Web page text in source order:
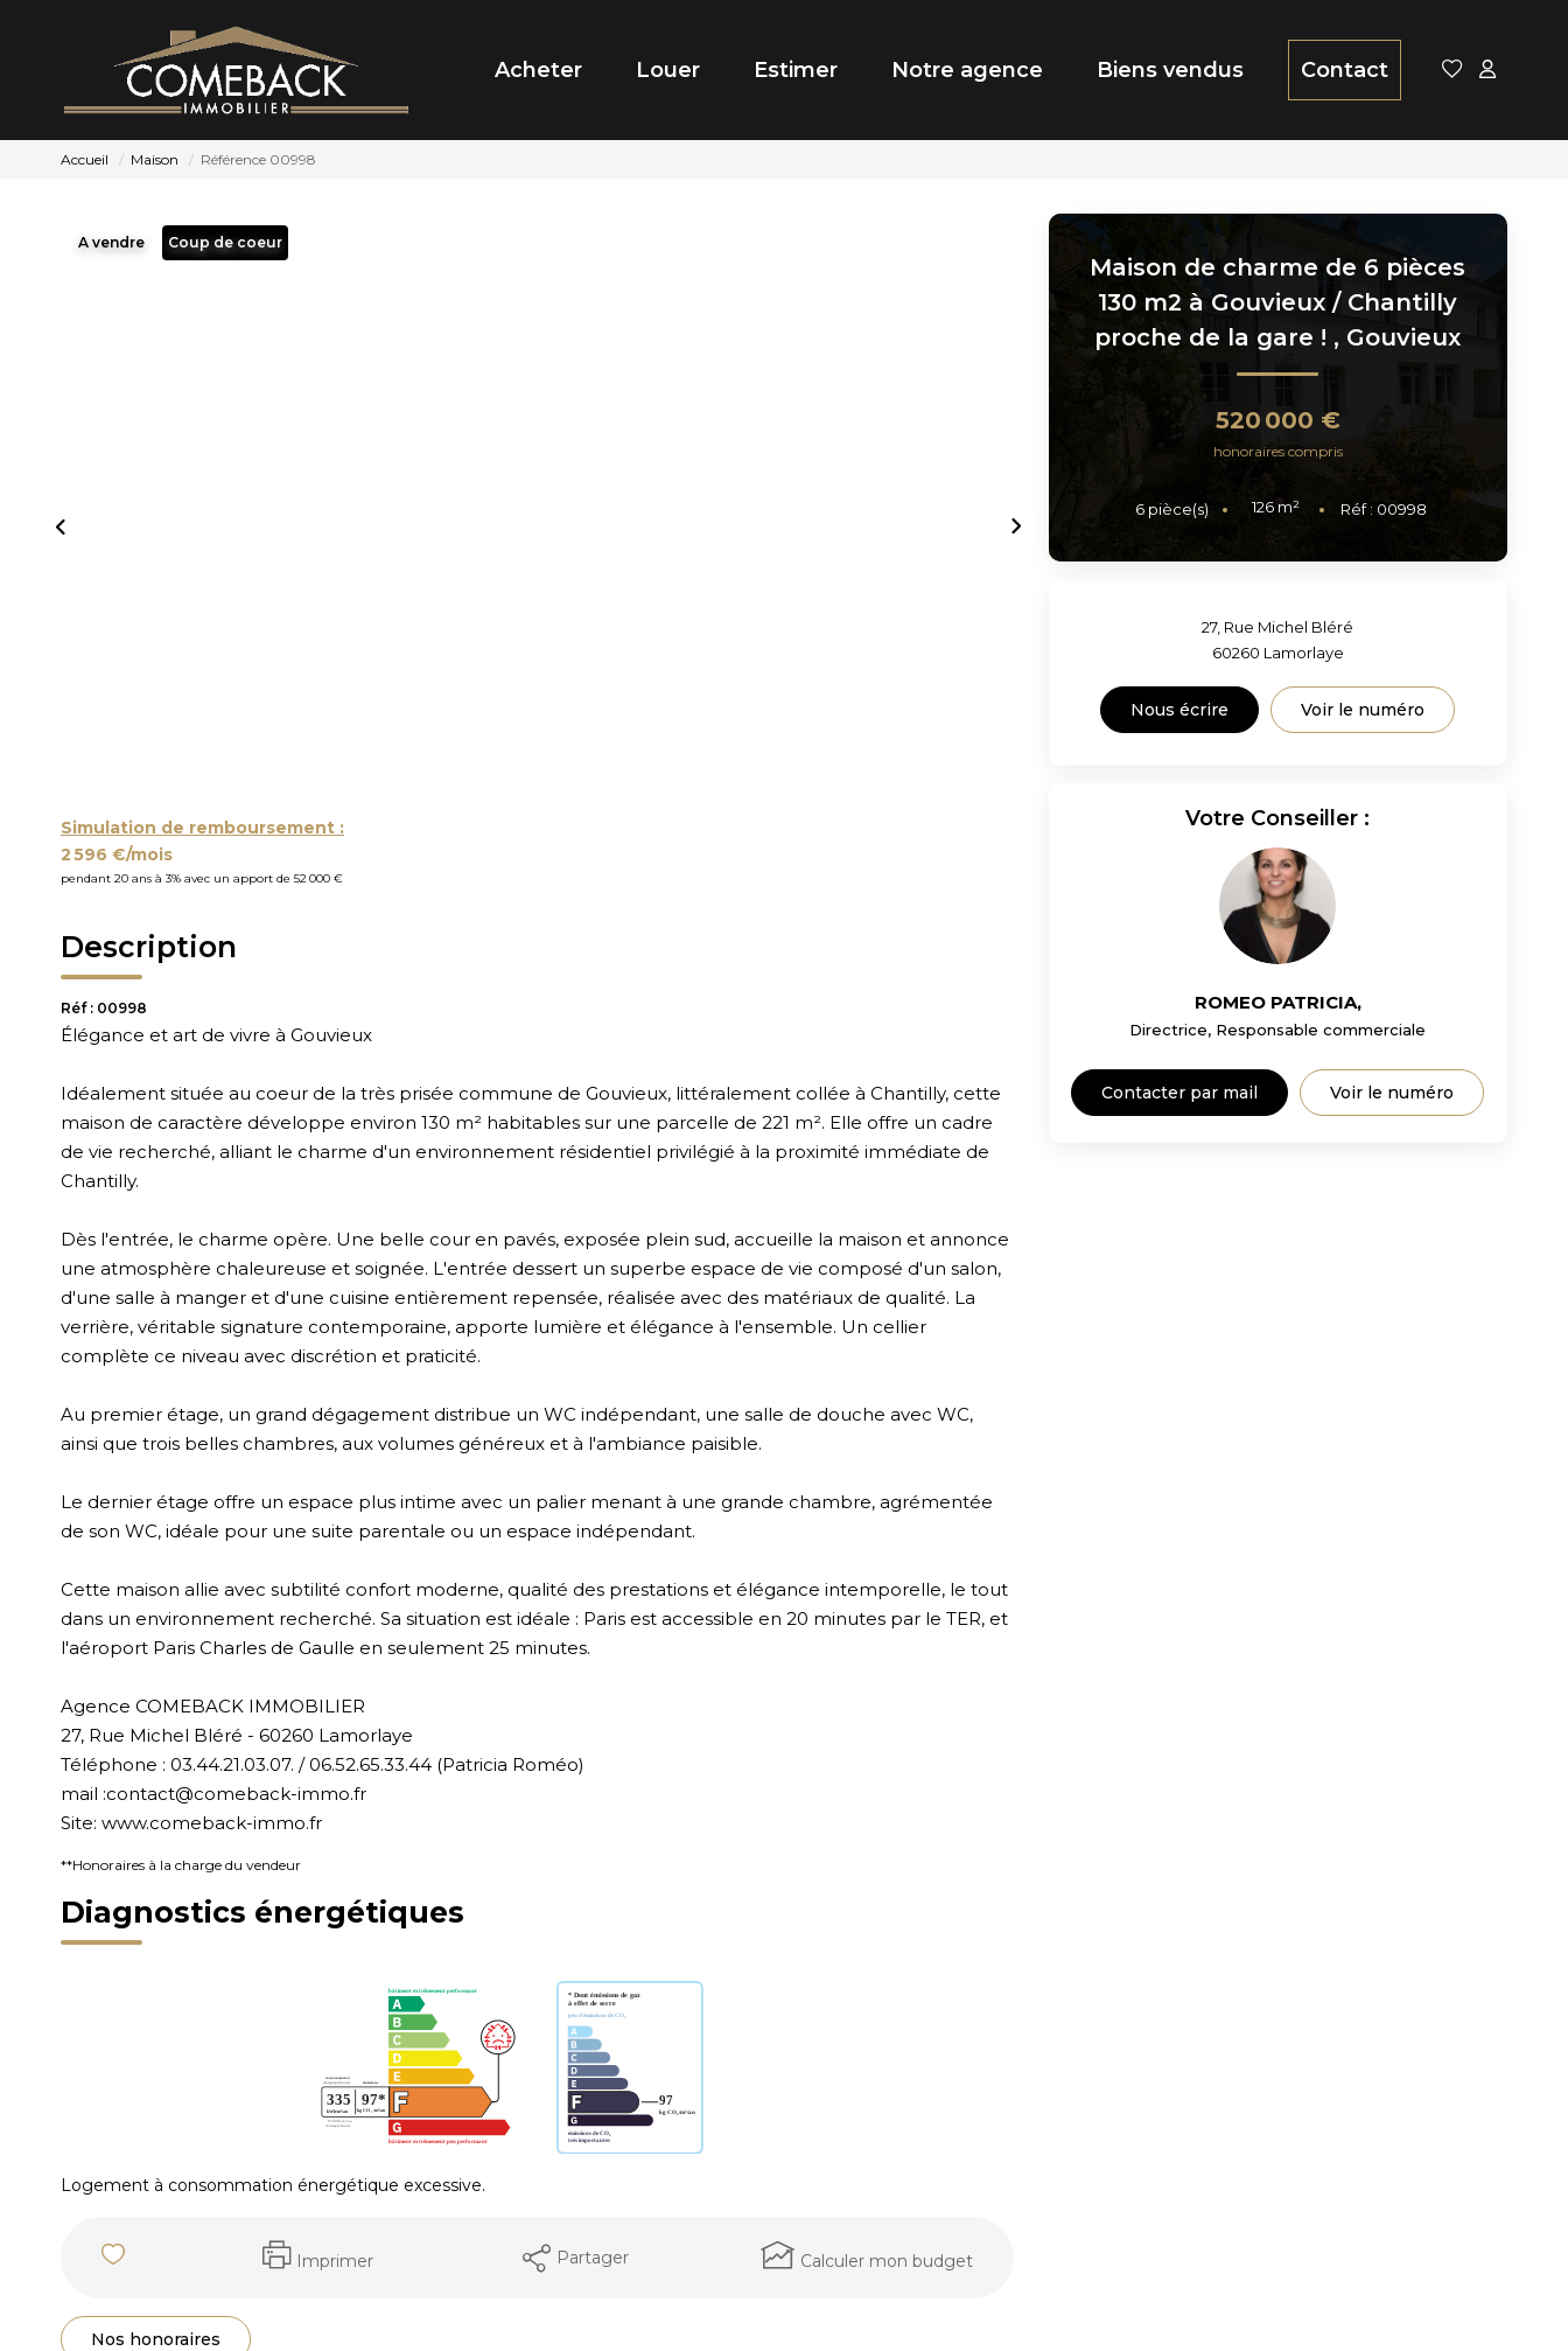
Acheter Louer Estimer Notre agence Biens vendus Contact
Accueil Maison Référence 00998
A vendre Coup de coeur
Simulation de remboursement :
2 596 €/mois
pendant 20 ans à 3% avec un apport de 52 000 €
Description
Réf : 00998
Élégance et art de vivre à Gouvieux
Idéalement située au coeur de la très prisée commune de Gouvieux, littéralement collée à Chantilly, cette
maison de caractère développe environ 130 m² habitables sur une parcelle de 221 m². Elle offre un cadre
de vie recherché, alliant le charme d'un environnement résidentiel privilégié à la proximité immédiate de
Chantilly.
Dès l'entrée, le charme opère. Une belle cour en pavés, exposée plein sud, accueille la maison et annonce
une atmosphère chaleureuse et soignée. L'entrée dessert un superbe espace de vie composé d'un salon,
d'une salle à manger et d'une cuisine entièrement repensée, réalisée avec des matériaux de qualité. La
verrière, véritable signature contemporaine, apporte lumière et élégance à l'ensemble. Un cellier
complète ce niveau avec discrétion et praticité.
Au premier étage, un grand dégagement distribue un WC indépendant, une salle de douche avec WC,
ainsi que trois belles chambres, aux volumes généreux et à l'ambiance paisible.
Le dernier étage offre un espace plus intime avec un palier menant à une grande chambre, agrémentée
de son WC, idéale pour une suite parentale ou un espace indépendant.
Cette maison allie avec subtilité confort moderne, qualité des prestations et élégance intemporelle, le tout
dans un environnement recherché. Sa situation est idéale : Paris est accessible en 20 minutes par le TER, et
l'aéroport Paris Charles de Gaulle en seulement 25 minutes.
Agence COMEBACK IMMOBILIER
27, Rue Michel Bléré - 60260 Lamorlaye
Téléphone : 03.44.21.03.07. / 06.52.65.33.44 (Patricia Roméo)
mail :contact@comeback-immo.fr
Site: www.comeback-immo.fr
**Honoraires à la charge du vendeur
Diagnostics énergétiques
Logement à consommation énergétique excessive.
Imprimer Partager Calculer mon budget
Nos honoraires
Maison de charme de 6 pièces
130 m2 à Gouvieux / Chantilly
proche de la gare ! , Gouvieux
520 000 €
honoraires compris
6 pièce(s) 126 m² Réf : 00998
27, Rue Michel Bléré
60260 Lamorlaye
Nous écrire Voir le numéro
Votre Conseiller :
ROMEO PATRICIA,
Directrice, Responsable commerciale
Contacter par mail Voir le numéro